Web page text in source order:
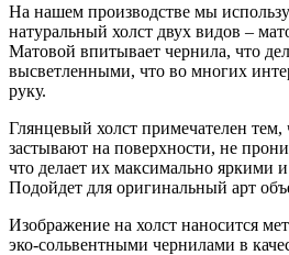
На нашем производстве мы
натуральный холст двух видов –
Матовой впитывает чернила, что
высветленными, что во многих
руку.
Глянцевый холст примечателен тем,
застывают на поверхности, не
что делает их максимально яркими
Подойдет для оригинальный арт
Изображение на холст наносится
эко-сольвентными чернилами в